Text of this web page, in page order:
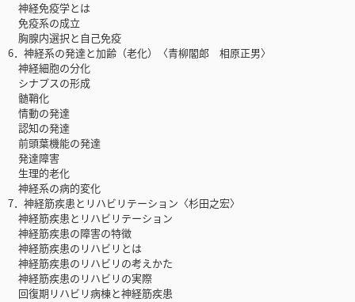
神経免疫学とは
免疫系の成立
胸腺内選択と自己免疫
6．神経系の発達と加齢（老化）〈青柳閣郎 相原正男〉
神経細胞の分化
シナプスの形成
髄鞘化
情動の発達
認知の発達
前頭葉機能の発達
発達障害
生理的老化
神経系の病的変化
7．神経筋疾患とリハビリテーション〈杉田之宏〉
神経筋疾患とリハビリテーション
神経筋疾患の障害の特徴
神経筋疾患のリハビリとは
神経筋疾患のリハビリの考えかた
神経筋疾患のリハビリの実際
回復期リハビリ病棟と神経筋疾患